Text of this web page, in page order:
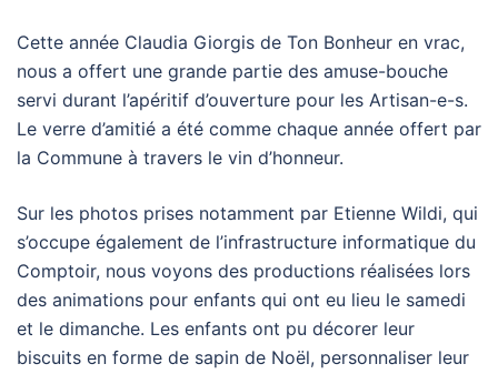
Cette année Claudia Giorgis de Ton Bonheur en vrac,
nous a offert une grande partie des amuse-bouche
servi durant l’apéritif d’ouverture pour les Artisan-e-s.
Le verre d’amitié a été comme chaque année offert par
la Commune à travers le vin d’honneur.
Sur les photos prises notamment par Etienne Wildi, qui
s’occupe également de l’infrastructure informatique du
Comptoir, nous voyons des productions réalisées lors
des animations pour enfants qui ont eu lieu le samedi
et le dimanche. Les enfants ont pu décorer leur
biscuits en forme de sapin de Noël, personnaliser leur